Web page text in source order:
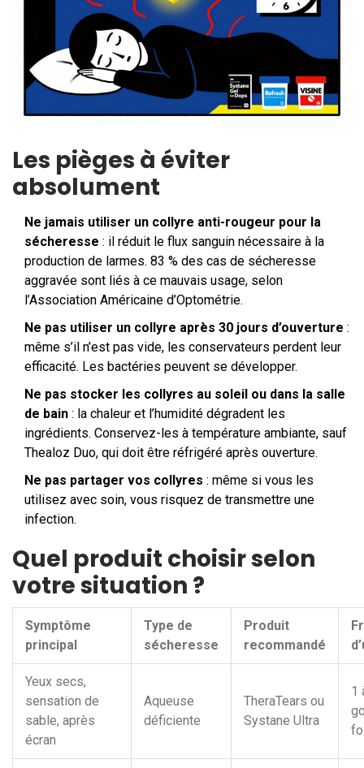
Les pièges à éviter
absolument
Ne jamais utiliser un collyre anti-rougeur pour la
sécheresse : il réduit le flux sanguin nécessaire à la
production de larmes. 83 % des cas de sécheresse
aggravée sont liés à ce mauvais usage, selon
l’Association Américaine d’Optométrie.
Ne pas utiliser un collyre après 30 jours d’ouverture :
même s’il n’est pas vide, les conservateurs perdent leur
efficacité. Les bactéries peuvent se développer.
Ne pas stocker les collyres au soleil ou dans la salle
de bain : la chaleur et l’humidité dégradent les
ingrédients. Conservez-les à température ambiante, sauf
Thealoz Duo, qui doit être réfrigéré après ouverture.
Ne pas partager vos collyres : même si vous les
utilisez avec soin, vous risquez de transmettre une
infection.
Quel produit choisir selon
votre situation ?
Symptôme
principal
Type de
sécheresse
Produit
recommandé
Yeux secs,
sensation de
sable, après
écran
Aqueuse
déficiente
TheraTears ou
Systane Ultra
1